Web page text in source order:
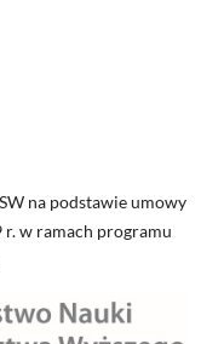
na podstawie umowy
w ramach programu